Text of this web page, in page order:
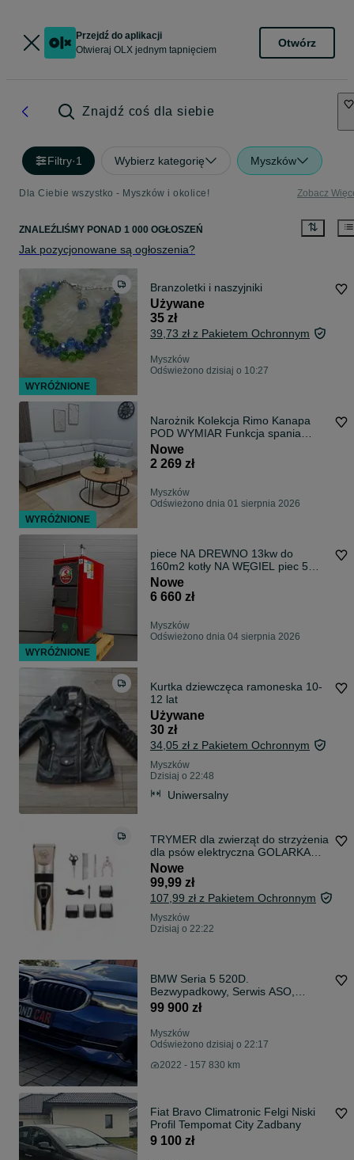
Przejdź do aplikacji
Otwieraj OLX jednym tapnięciem
Otwórz
Znajdź coś dla siebie
Filtry·1 Wybierz kategorię Myszków
Dla Ciebie wszystko - Myszków i okolice! Zobacz
ZNALEŹLIŚMY PONAD 1 000 OGŁOSZEŃ
Jak pozycjonowane są ogłoszenia?
Branzoletki i naszyjniki
Używane
35 zł
39,73 zł z Pakietem Ochronnym
Myszków
Odświeżono dzisiaj o 10:27
Narożnik Kolekcja Rimo Kanapa
POD WYMIAR Funkcja spania
SZYBKA DOSTAWA
Nowe
2 269 zł
Myszków
Odświeżono dnia 01 sierpnia 2026
piece NA DREWNO 13kw do
160m2 kotły NA WĘGIEL piec 5
klasa DOSTAWA 0ZL
Nowe
6 660 zł
Myszków
Odświeżono dnia 04 sierpnia 2026
Kurtka dziewczęca ramoneska 10-
12 lat
Używane
30 zł
34,05 zł z Pakietem Ochronnym
Myszków
Dzisiaj o 22:48
Uniwersalny
TRYMER dla zwierząt do strzyżenia
dla psów elektryczna GOLARKA
kotów
Nowe
99,99 zł
107,99 zł z Pakietem Ochronnym
Myszków
Dzisiaj o 22:22
BMW Seria 5 520D.
Bezwypadkowy, Serwis ASO,
Aktywny tempomat, Full Opcja
99 900 zł
Myszków
Odświeżono dzisiaj o 22:17
2022 - 157 830 km
Fiat Bravo Climatronic Felgi Niski
Profil Tempomat City Zadbany
9 100 zł
WYRÓŻNIONE
WYRÓŻNIONE
WYRÓŻNIONE